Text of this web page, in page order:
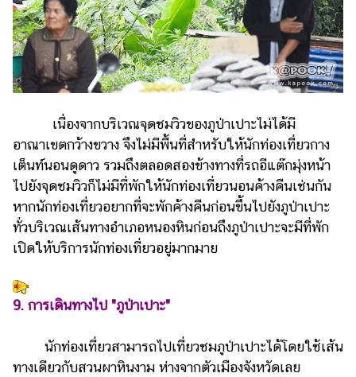
เนื่องจากบริเวณจุดชมวิวของภูป่าเปาะไม่ได้มี
อาณาเขตกว้างขวาง จึงไม่มีพื้นที่สำหรับให้นักท่องเที่ยวกาง
เต็นท์นอนดูดาว รวมถึงตลอดสองข้างทางที่รถอีแต๊กมุ่งหน้า
ไปยังจุดชมวิวก็ไม่มีที่พักให้นักท่องเที่ยวนอนค้างคืนเช่นกัน
หากนักท่องเที่ยวอยากที่จะพักค้างคืนก่อนขึ้นไปยังภูป่าเปาะ
ทั่วบริเวณเส้นทางอำเภอหนองหินก่อนถึงภูป่าเปาะจะมีที่พัก
เปิดให้บริการนักท่องเที่ยวอยู่มากมาย
9. การเดินทางไป "ภูป่าเปาะ"
นักท่องเที่ยวสามารถไปเที่ยวชมภูป่าเปาะได้โดยใช้เส้น
ทางเดียวกับสวนผาหินงาม ห่างจากตัวเมืองจังหวัดเลย